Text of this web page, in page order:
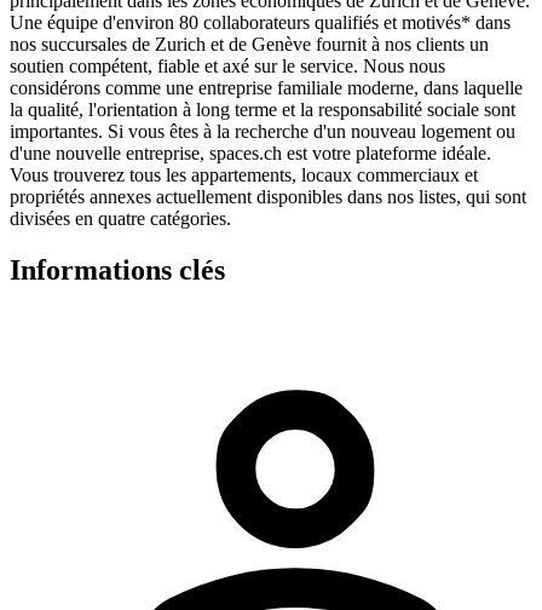
Une équipe d'environ 80 collaborateurs qualifiés et motivés* dans
nos succursales de Zurich et de Genève fournit à nos clients un
soutien compétent, fiable et axé sur le service. Nous nous
considérons comme une entreprise familiale moderne, dans laquelle
la qualité, l'orientation à long terme et la responsabilité sociale sont
importantes. Si vous êtes à la recherche d'un nouveau logement ou
d'une nouvelle entreprise, spaces.ch est votre plateforme idéale.
Vous trouverez tous les appartements, locaux commerciaux et
propriétés annexes actuellement disponibles dans nos listes, qui sont
divisées en quatre catégories.
Informations clés